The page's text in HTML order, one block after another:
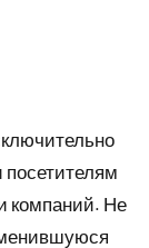
компаний. Не